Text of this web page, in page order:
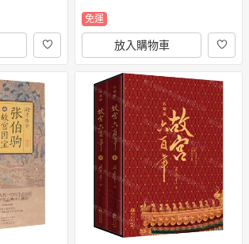
免運
放入購物車